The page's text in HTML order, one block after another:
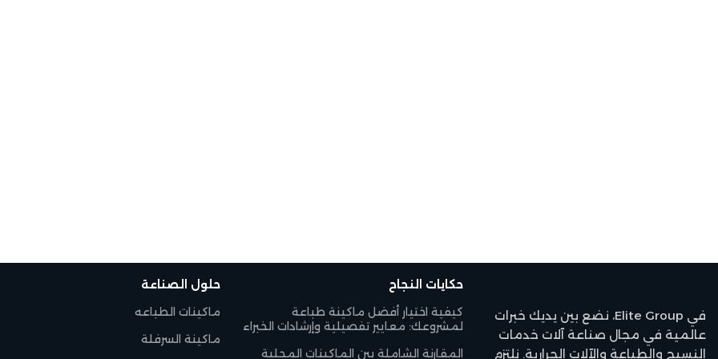
في Elite Group، نضع بين يديك خبرات
عالمية في مجال صناعة آلات خدمات
النسيج والطباعة والآلات الحرارية. نلتزم
حكايات النجاح
كيفية اختيار أفضل ماكينة طباعة
لمشروعك: معايير تفصيلية وإرشادات الخبراء
المقارنة الشاملة بين الماكينات المحلية
حلول الصناعة
ماكينات الطباعه
ماكينة السرفلة